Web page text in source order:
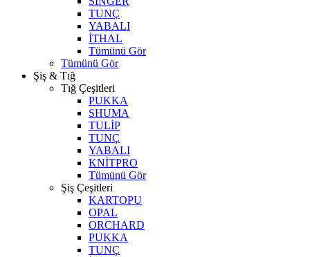
TUNÇ
YABALI
İTHAL
Tümünü Gör
Tümünü Gör
Şiş & Tığ
Tığ Çeşitleri
PUKKA
SHUMA
TULİP
TUNÇ
YABALI
KNİTPRO
Tümünü Gör
Şiş Çeşitleri
KARTOPU
OPAL
ORCHARD
PUKKA
TUNÇ